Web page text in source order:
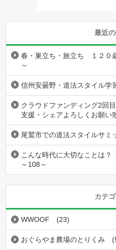
最近
春・巣立ち・旅立ち １２０
～
信州安曇野・道法スタイル
クラウドファンディング2回
支援・シェアよろしくお願い
尾鷲市での道法スタイルサミ
こんな時代に大切なことは
～108～
カテ
WWOOF (23)
おぐらやま農場のとりくみ